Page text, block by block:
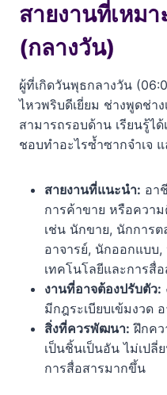
สายงานที่เหม
(กลางวัน)
ผู้ที่เกิดวันพุธกลางวัน
ไหวพริบดีเยี่ยม ช่างพูดช่า
สามารถรอบด้าน เรียนรู้ไ
ชอบทำอะไรซ้ำซากจำเจ
สายงานที่แนะนำ: อา
การค้าขาย หรือควา
เช่น นักขาย, นักการ
อาจารย์, นักออกแบบ
เทคโนโลยีและการสื่อ
งานที่อาจต้องปรับตัว:
มีกฎระเบียบเข้มงวด
สิ่งที่ควรพัฒนา: ฝึกคว
เป็นชิ้นเป็นอัน ไม่เปลี่
การสื่อสารมากขึ้น